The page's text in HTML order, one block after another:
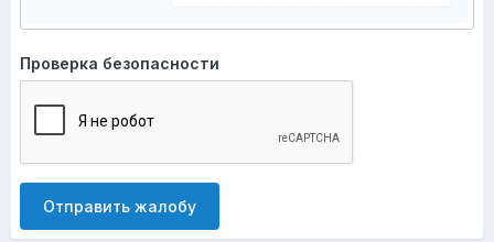
Проверка безопасности
Отправить жалобу